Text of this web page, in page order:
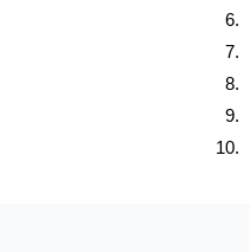
6.
7.
8.
9.
10.